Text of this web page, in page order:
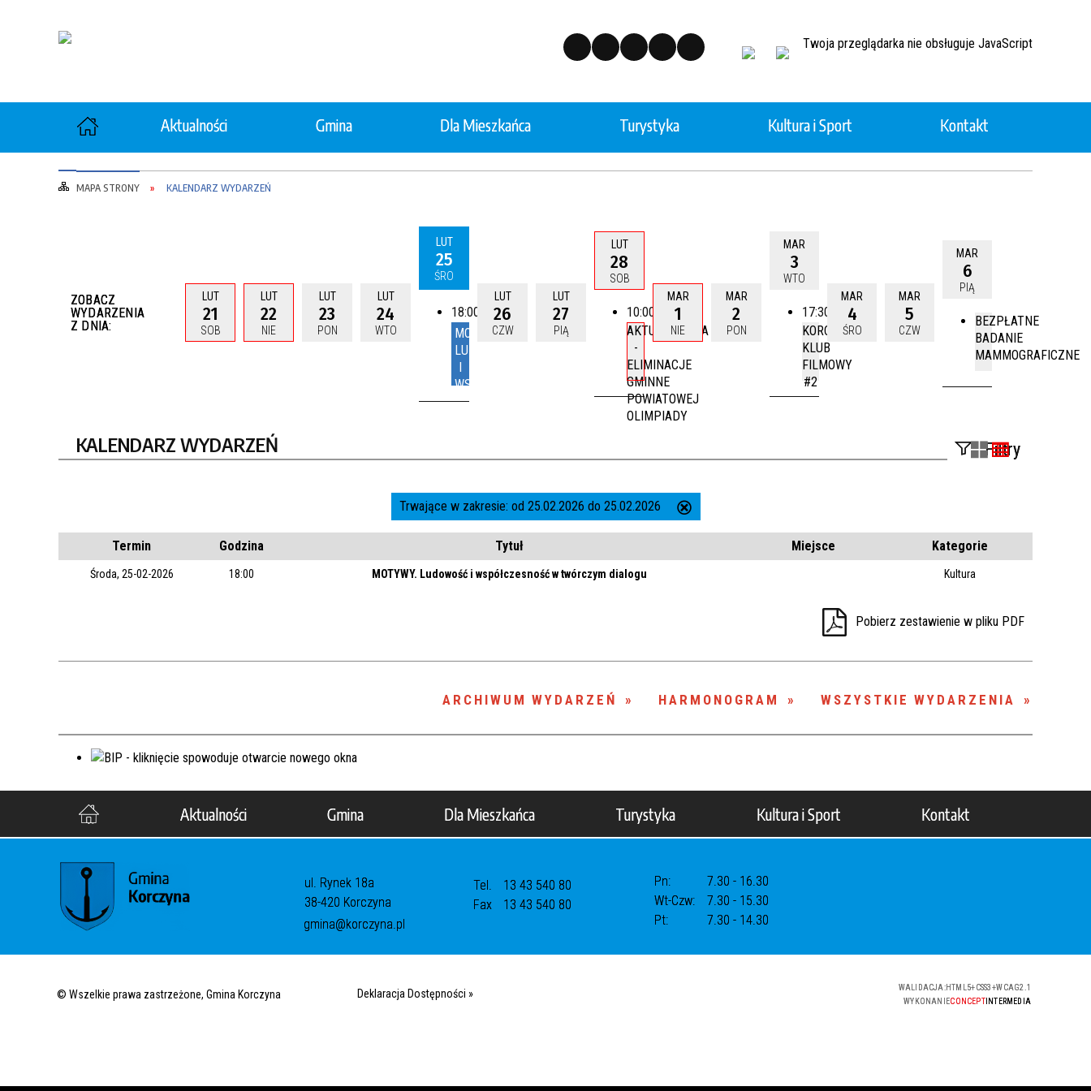
Twoja przeglądarka nie obsługuje JavaScript
Aktualności Gmina Dla Mieszkańca
Ochrona zdrowia
Gospodarka Odpadami
zewnętrznych
"Wspieraj Seniora" Nabór do przedszkola
Gminny Ośrodek Pomocy
Społecznej
Ochrona Ludności i Obrona
Ochrona środowiska Cmentarz komunalny w Korczynie Planowanie przestrzenne
Turystyka Kultura i Sport Kontakt
MAPA STRONY KALENDARZ WYDARZEŃ
ZOBACZ
WYDARZENIA
Z DNIA:
LUT
21
SOB
LUT
22
NIE
LUT
23
PON
LUT
24
WTO
LUT
25
ŚRO
18:00
MOTYWY.
LUDOWOŚĆ
WSPÓŁCZESNOŚĆ
W
LUT
26
CZW
LUT
27
PIĄ
LUT
28
SOB
10:00
AKTUALIZACJA
-
ELIMINACJE
GMINNE
POWIATOWEJ
OLIMPIADY
MAR
1
NIE
MAR
2
PON
MAR
3
WTO
17:30
KORCZYŃSKI
KLUB
FILMOWY
#2
MAR
4
ŚRO
MAR
5
CZW
MAR
6
PIĄ
BEZPŁATNE
BADANIE
MAMMOGRAFICZNE
KALENDARZ WYDARZEŃ Filtry
Kategoria
Trwające w
Promowane
Trwające w zakresie: od 25.02.2026 do 25.02.2026
ten
Termin Godzina Tytuł Miejsce Kategorie
Środa, 25-02-2026 18:00 MOTYWY. Ludowość i współczesność w twórczym dialogu Kultura
Pobierz zestawienie w pliku PDF
WSZYSTKIE WYDARZENIA
HARMONOGRAM
ARCHIWUM WYDARZEŃ
Aktualności Gmina Dla Mieszkańca Turystyka Kultura i Sport Kontakt
ul. Rynek 18a
38-420 Korczyna
gmina@korczyna.pl
Tel.
13 43 540 80
Fax
13 43 540 80
Pn:
7.30 - 16.30
Wt-Czw:
7.30 - 15.30
Pt:
7.30 - 14.30
© Wszelkie prawa zastrzeżone, Gmina Korczyna Deklaracja Dostępności » WALIDACJA:HTML5+CSS3+WCAG 2.1
WYKONANIECONCEPTINTERMEDIA